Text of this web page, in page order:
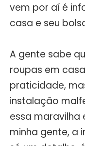
vem por aí é
casa e seu
A gente sabe
roupas em
praticidade,
instalação
essa maravilha
minha gente, a